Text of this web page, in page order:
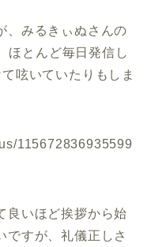
、みるきぃぬさんの
ほとんど毎日発信し
呟いていたりもしま
115672836935599
良いほど挨拶から始
ですが、礼儀正しさ